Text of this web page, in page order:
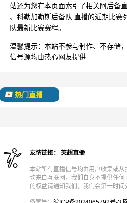
站还为您在本页面索引了相关阿后备
、科勒加勒斯后备队 直播的近期比赛
队最新比赛赛程。
温馨提示： 本站不参与制作、不存储
信号源均由热心网友提供
热门直播
友情链接： 英超直播
本站所有直播信号均由用户收集或
均来自互联网，我们自身不提供任
的权益请通知我们，我们会第一时间